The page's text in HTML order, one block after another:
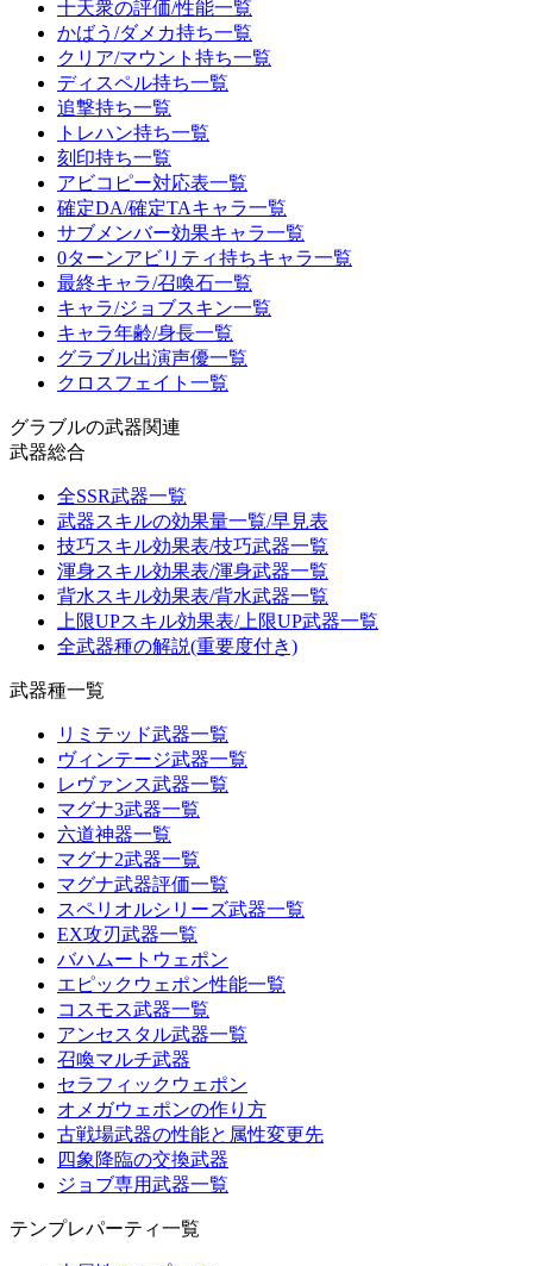
十天衆の評価/性能一覧
かばう/ダメカ持ち一覧
クリア/マウント持ち一覧
ディスペル持ち一覧
追撃持ち一覧
トレハン持ち一覧
刻印持ち一覧
アビコピー対応表一覧
確定DA/確定TAキャラ一覧
サブメンバー効果キャラ一覧
0ターンアビリティ持ちキャラ一覧
最終キャラ/召喚石一覧
キャラ/ジョブスキン一覧
キャラ年齢/身長一覧
グラブル出演声優一覧
クロスフェイト一覧
グラブルの武器関連
武器総合
全SSR武器一覧
武器スキルの効果量一覧/早見表
技巧スキル効果表/技巧武器一覧
渾身スキル効果表/渾身武器一覧
背水スキル効果表/背水武器一覧
上限UPスキル効果表/上限UP武器一覧
全武器種の解説(重要度付き)
武器種一覧
リミテッド武器一覧
ヴィンテージ武器一覧
レヴァンス武器一覧
マグナ3武器一覧
六道神器一覧
マグナ2武器一覧
マグナ武器評価一覧
スペリオルシリーズ武器一覧
EX攻刃武器一覧
バハムートウェポン
エピックウェポン性能一覧
コスモス武器一覧
アンセスタル武器一覧
召喚マルチ武器
セラフィックウェポン
オメガウェポンの作り方
古戦場武器の性能と属性変更先
四象降臨の交換武器
ジョブ専用武器一覧
テンプレパーティ一覧